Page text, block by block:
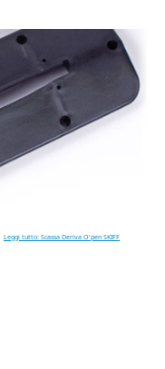
Leggi tutto: Scassa Deriva O'pen SKIFF